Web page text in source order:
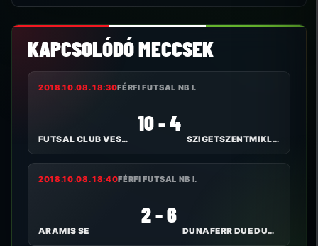
KAPCSOLÓDÓ MECCSEK
2018.10.08. 18:30FÉRFI FUTSAL NB I.
FUTSAL CLUB VESZPRÉM
10 - 4
SZIGETSZENTMIKLÓS FUTSAL
2018.10.08. 18:40FÉRFI FUTSAL NB I.
ARAMIS SE
2 - 6
DUNAFERR DUE DUTRADE FC